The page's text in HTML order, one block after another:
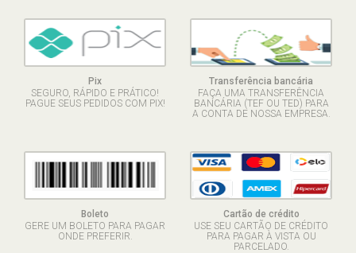
Pix
SEGURO, RÁPIDO E PRÁTICO!
PAGUE SEUS PEDIDOS COM PIX!
Transferência bancária
FAÇA UMA TRANSFERÊNCIA
BANCÁRIA (TEF OU TED) PARA
A CONTA DE NOSSA EMPRESA.
Boleto
GERE UM BOLETO PARA PAGAR
ONDE PREFERIR.
Cartão de crédito
USE SEU CARTÃO DE CRÉDITO
PARA PAGAR À VISTA OU
PARCELADO.